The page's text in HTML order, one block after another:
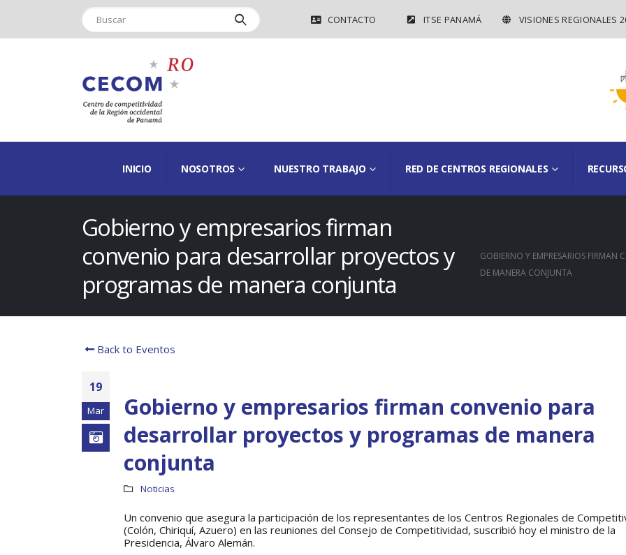
CONTACTO ITSE PANAMÁ VISIONES REGIONALES
INICIO NOSOTROS NUESTRO TRABAJO RED DE CENTROS REGIONALES
Gobierno y empresarios firman
convenio para desarrollar proyectos y
programas de manera conjunta
GOBIERNO Y EMPRESARIOS FIRMAN
DE MANERA CONJUNTA
Back to Eventos
19
Mar
Gobierno y empresarios firman convenio para
desarrollar proyectos y programas de manera
conjunta
Noticias
Un convenio que asegura la participación de los representantes de los Centros Regionales de
(Colón, Chiriquí, Azuero) en las reuniones del Consejo de Competitividad, suscribió hoy el ministro de la
Presidencia, Álvaro Alemán.